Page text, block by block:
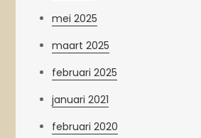
mei 2025
maart 2025
februari 2025
januari 2021
februari 2020